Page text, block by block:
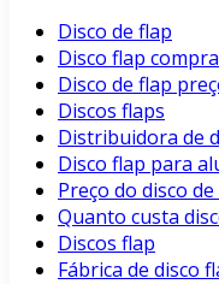
Disco de flap
Disco flap
Disco de flap
Discos flaps
Distribuidora de
Disco flap para
Preço do disco
Quanto custa
Discos flap
Fábrica de disco